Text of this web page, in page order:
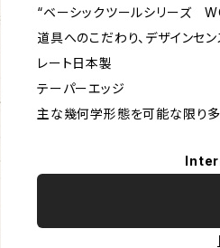
“ベーシックツールシリーズ
道具へのこだわり、デザインセ
レート日本製
テーパーエッジ
主な幾何学形態を可能な限り多